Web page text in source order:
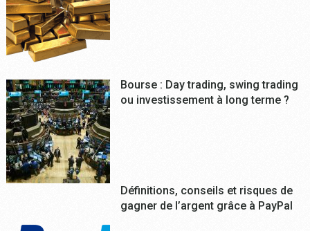
Bourse : Day trading, swing trading
ou investissement à long terme ?
Définitions, conseils et risques de
gagner de l’argent grâce à PayPal